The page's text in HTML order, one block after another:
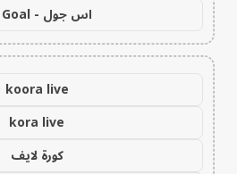
اس جول - AS Goal
koora live
kora live
كورة لايف